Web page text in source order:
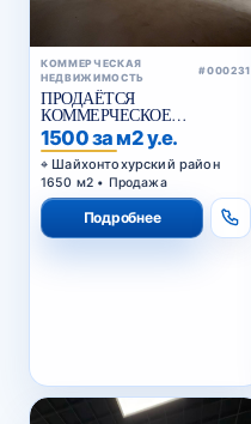
КОММЕРЧЕСКАЯ
НЕДВИЖИМОСТЬ
#000231
ПРОДАЁТСЯ
КОММЕРЧЕСКОЕ
ПОМЕЩЕНИЕ ВДОЛЬ
ДОРОГИ , КУКЧА
1500 за м2 у.е.
Шайхонтохурский район
1650 м2 • Продажа
Подробнее